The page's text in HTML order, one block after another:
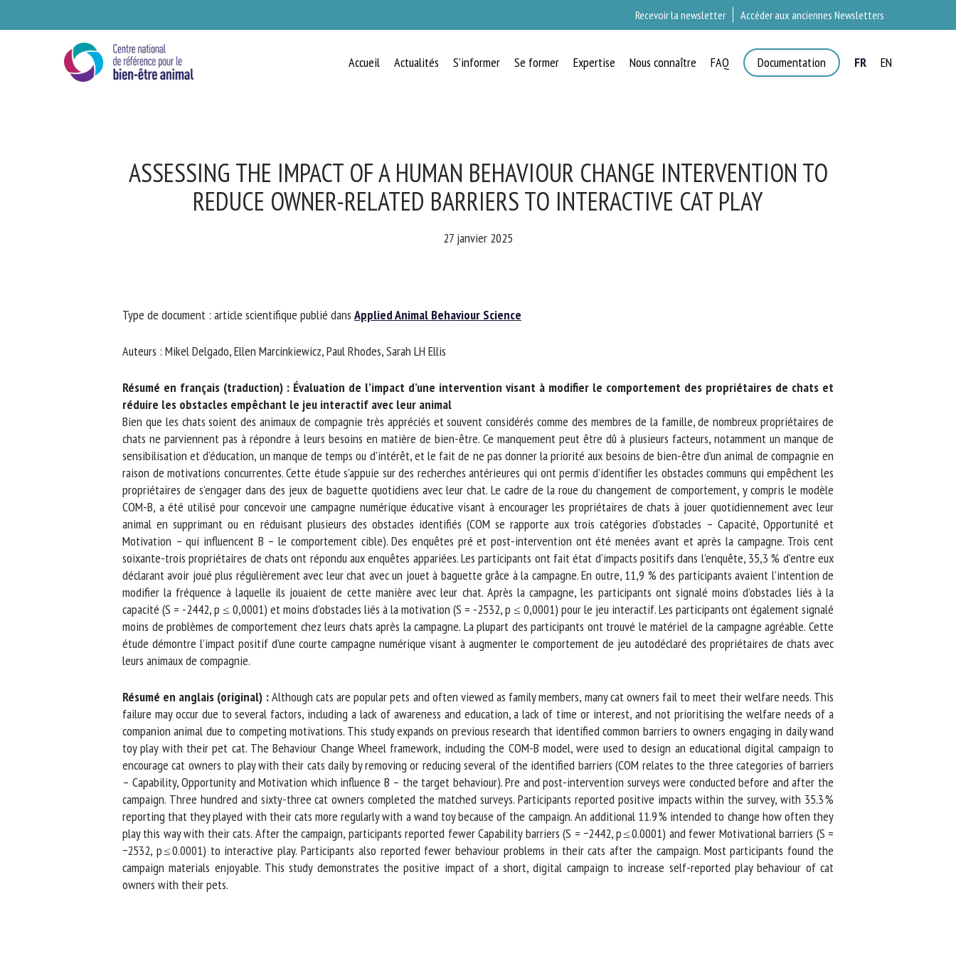
Recevoir la newsletter Accéder aux anciennes Newsletters
Accueil Actualités S’informer Se former Expertise Nous connaître FAQ Documentation FR EN
ASSESSING THE IMPACT OF A HUMAN BEHAVIOUR CHANGE INTERVENTION TO
REDUCE OWNER-RELATED BARRIERS TO INTERACTIVE CAT PLAY
27 janvier 2025
Type de document : article scientifique publié dansApplied Animal Behaviour Science
Auteurs : Mikel Delgado, Ellen Marcinkiewicz, Paul Rhodes, Sarah LH Ellis
Résumé en français (traduction) : Évaluation de l’impact d’une intervention visant à modifier le comportement des propriétaires de chats et
réduire les obstacles empêchant le jeu interactif avec leur animal
Bien que les chats soient des animaux de compagnie très appréciés et souvent considérés comme des membres de la famille, de nombreux propriétaires de
chats ne parviennent pas à répondre à leurs besoins en matière de bien-être. Ce manquement peut être dû à plusieurs facteurs, notamment un manque de
sensibilisation et d’éducation, un manque de temps ou d’intérêt, et le fait de ne pas donner la priorité aux besoins de bien-être d’un animal de compagnie en
raison de motivations concurrentes. Cette étude s’appuie sur des recherches antérieures qui ont permis d’identifier les obstacles communs qui empêchent les
propriétaires de s’engager dans des jeux de baguette quotidiens avec leur chat. Le cadre de la roue du changement de comportement, y compris le modèle
COM-B, a été utilisé pour concevoir une campagne numérique éducative visant à encourager les propriétaires de chats à jouer quotidiennement avec leur
animal en supprimant ou en réduisant plusieurs des obstacles identifiés (COM se rapporte aux trois catégories d’obstacles – Capacité, Opportunité et
Motivation – qui influencent B – le comportement cible). Des enquêtes pré et post-intervention ont été menées avant et après la campagne. Trois cent
soixante-trois propriétaires de chats ont répondu aux enquêtes appariées. Les participants ont fait état d’impacts positifs dans l’enquête, 35,3 % d’entre eux
déclarant avoir joué plus régulièrement avec leur chat avec un jouet à baguette grâce à la campagne. En outre, 11,9 % des participants avaient l’intention de
modifier la fréquence à laquelle ils jouaient de cette manière avec leur chat. Après la campagne, les participants ont signalé moins d’obstacles liés à la
capacité (S = -2442, p ≤ 0,0001) et moins d’obstacles liés à la motivation (S = -2532, p ≤ 0,0001) pour le jeu interactif. Les participants ont également signalé
moins de problèmes de comportement chez leurs chats après la campagne. La plupart des participants ont trouvé le matériel de la campagne agréable. Cette
étude démontre l’impact positif d’une courte campagne numérique visant à augmenter le comportement de jeu autodéclaré des propriétaires de chats avec
leurs animaux de compagnie.
Résumé en anglais (original) : Although cats are popular pets and often viewed as family members, many cat owners fail to meet their welfare needs. This
failure may occur due to several factors, including a lack of awareness and education, a lack of time or interest, and not prioritising the welfare needs of a
companion animal due to competing motivations. This study expands on previous research that identified common barriers to owners engaging in daily wand
toy play with their pet cat. The Behaviour Change Wheel framework, including the COM-B model, were used to design an educational digital campaign to
encourage cat owners to play with their cats daily by removing or reducing several of the identified barriers (COM relates to the three categories of barriers
– Capability, Opportunity and Motivation which influence B – the target behaviour). Pre and post-intervention surveys were conducted before and after the
campaign. Three hundred and sixty-three cat owners completed the matched surveys. Participants reported positive impacts within the survey, with 35.3 %
reporting that they played with their cats more regularly with a wand toy because of the campaign. An additional 11.9 % intended to change how often they
play this way with their cats. After the campaign, participants reported fewer Capability barriers (S = −2442, p ≤ 0.0001) and fewer Motivational barriers (S =
−2532, p ≤ 0.0001) to interactive play. Participants also reported fewer behaviour problems in their cats after the campaign. Most participants found the
campaign materials enjoyable. This study demonstrates the positive impact of a short, digital campaign to increase self-reported play behaviour of cat
owners with their pets.
BIEN-ÊTRE ANIMAL
Organisme
*
E-mail *
En soumettant ce formulaire, j'accepte que les informations saisies soient
utilisées dans le cadre de la relation avec le CNR BEA. *
Les champs suivis de * sont obligatoires